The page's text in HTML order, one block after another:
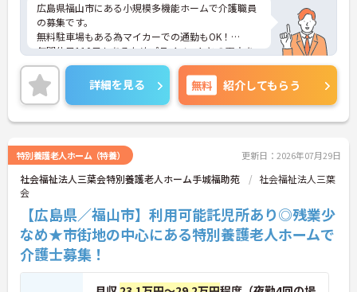
広島県福山市にある小規模多機能ホームで介護職員
の募集です。
無料駐車場もある為マイカーでの通勤もOK！
年間休日110日もあるためプライベートとの両立を
目指す方におすすめの環境です◎
しっかりとしたフォロー体制で、経験に関わらず安
心してスタートできます♪
ご興味のある方には、面接対策ポイントなどさらに
詳細をお話いたしますので、お気軽にご相談くださ
詳細を見る 無料 紹介してもらう
特別養護老人ホーム（特養） 更新日：2026年07月29日
社会福祉法人三葉会特別養護老人ホーム手城福助苑
社会福祉法人三葉
会
【広島県／福山市】利用可能託児所あり◎残業少
なめ★市街地の中心にある特別養護老人ホームで
介護士募集！